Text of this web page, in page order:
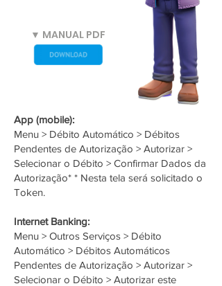
App (mobile):
Menu > Débito Automático > Débitos
Pendentes de Autorização > Autorizar >
Selecionar o Débito > Confirmar Dados da
Autorização* * Nesta tela será solicitado o
Token.
Internet Banking:
Menu > Outros Serviços > Débito
Automático > Débitos Automáticos
Pendentes de Autorização > Autorizar >
Selecionar o Débito > Autorizar este
▼ MANUAL PDF